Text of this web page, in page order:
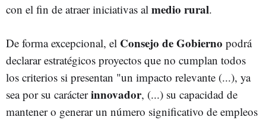
con el fin de atraer iniciativas al medio rural.
De forma excepcional, el Consejo de Gobierno podrá
declarar estratégicos proyectos que no cumplan todos
los criterios si presentan "un impacto relevante (...), ya
sea por su carácterinnovador, (...) su capacidad de
mantener o generar un número significativo de empleos